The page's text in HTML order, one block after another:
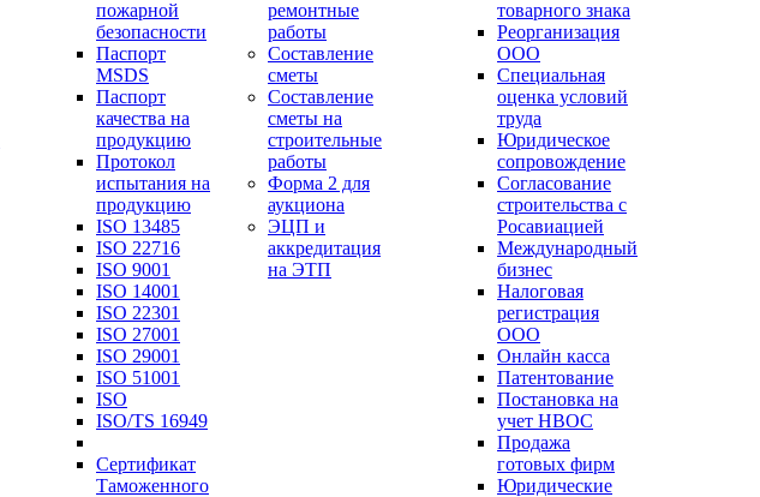
пожарной
безопасности
Паспорт
МSDS
Паспорт
качества на
продукцию
Протокол
испытания на
продукцию
ISO 13485
ISO 22716
ISO 9001
ISO 14001
ISO 22301
ISO 27001
ISO 29001
ISO 51001
ISO
ISO/TS 16949
Сертификат
Таможенного
ремонтные
работы
Составление
сметы
Составление
сметы на
строительные
работы
Форма 2 для
аукциона
ЭЦП и
аккредитация
на ЭТП
товарного знака
Реорганизация
ООО
Специальная
оценка условий
труда
Юридическое
сопровождение
Согласование
строительства с
Росавиацией
Международный
бизнес
Налоговая
регистрация
ООО
Онлайн касса
Патентование
Постановка на
учет НВОС
Продажа
готовых фирм
Юридические